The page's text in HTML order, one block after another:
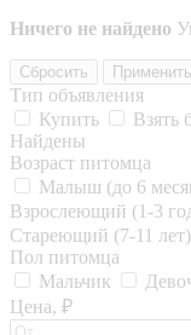
Ничего не найдено
Сбросить Применить
Тип объявления
Купить
Взять
Найдены
Возраст питомца
Малыш (до 6
Взрослеющий (1-3
Стареющий (7-11 лет)
Пол питомца
Мальчик
Цена, ₽